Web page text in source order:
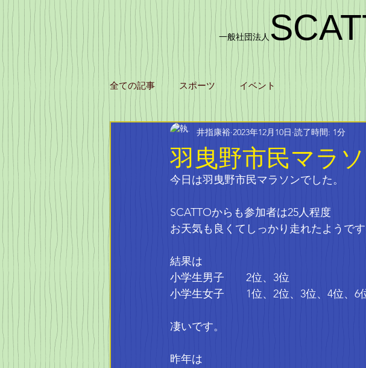
一般社団法人
全ての記事 スポーツ イベント
羽曳野市民マラ
井指康裕 2023年12月10日 読了時間: 1分
今日は羽曳野市民マラソンでした。
SCATTOからも参加者は25人程度
お天気も良くてしっかり走れたようです
結果は
小学生男子　　2位、3位
小学生女子　　1位、2位、3位、4位、6
凄いです。
昨年は